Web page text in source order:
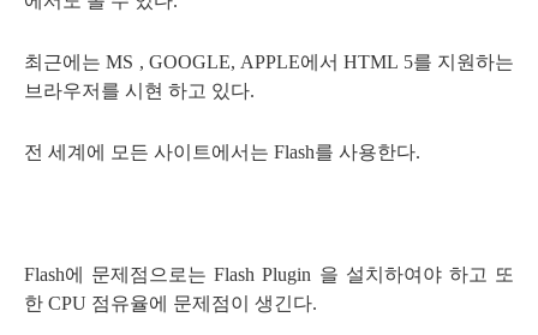
최근에는 MS , GOOGLE, APPLE에서 HTML 5를 지원하는
브라우저를 시현 하고 있다.
전 세계에 모든 사이트에서는 Flash를 사용한다.
Flash에 문제점으로는 Flash Plugin 을 설치하여야 하고 또
한 CPU 점유율에 문제점이 생긴다.